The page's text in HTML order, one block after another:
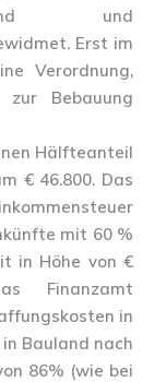
und
Erst im
Verordnung,
Bebauung
Hälfteanteil
€ 46.800. Das
mit 60 %
in Höhe von €
Finanzamt
in
Bauland nach
86% (wie bei